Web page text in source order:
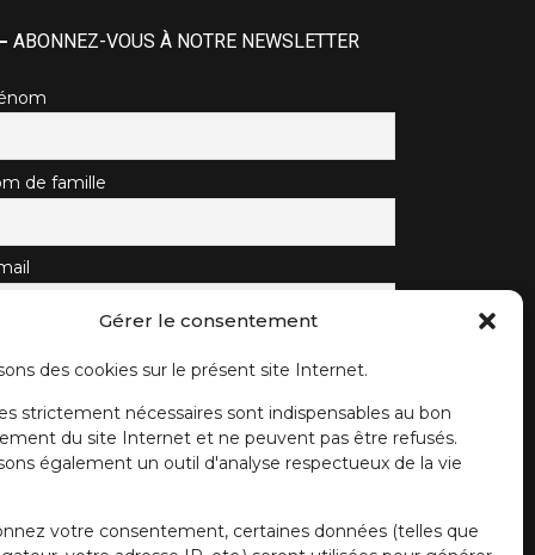
Gérer le consentement
des cookies sur le présent site Internet.
strictement nécessaires sont indispensables au bon
du site Internet et ne peuvent pas être refusés.
également un outil d'analyse respectueux de la vie
votre consentement, certaines données (telles que
ABONNEZ-VOUS À NOTRE NEWSLETTER
de famille